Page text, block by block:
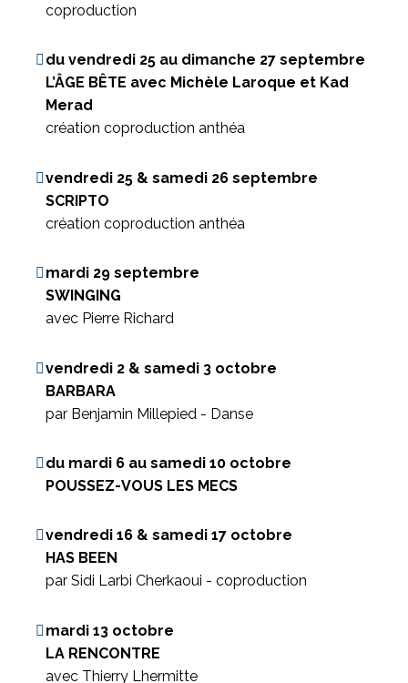
coproduction
du vendredi 25 au dimanche 27 septembre
L’ÂGE BÊTE avec Michèle Laroque et Kad
Merad
création coproduction anthéa
vendredi 25 & samedi 26 septembre
SCRIPTO
création coproduction anthéa
mardi 29 septembre
SWINGING
avec Pierre Richard
vendredi 2 & samedi 3 octobre
BARBARA
par Benjamin Millepied - Danse
du mardi 6 au samedi 10 octobre
POUSSEZ-VOUS LES MECS
vendredi 16 & samedi 17 octobre
HAS BEEN
par Sidi Larbi Cherkaoui - coproduction
mardi 13 octobre
LA RENCONTRE
avec Thierry Lhermitte